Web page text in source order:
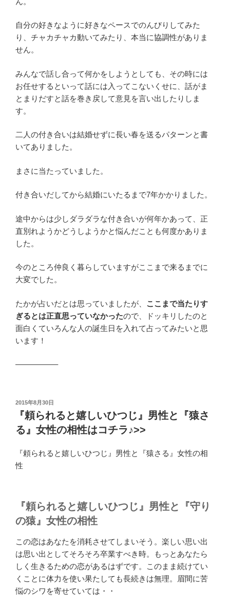
自分の好きなように好きなペースでのんびりしてみた
り、チャカチャカ動いてみたり、本当に協調性がありま
せん。
みんなで話し合って何かをしようとしても、その時には
お任せするといって話には入ってこないくせに、話がま
とまりだすと話を巻き戻して意見を言い出したりしま
す。
二人の付き合いは結婚せずに長い春を送るパターンと書
いてありました。
まさに当たっていました。
付き合いだしてから結婚にいたるまで7年かかりました。
途中からは少しダラダラな付き合いが何年かあって、正
直別れようかどうしようかと悩んだことも何度かありま
した。
今のところ仲良く暮らしていますがここまで来るまでに
大変でした。
たかが占いだとは思っていましたが、 ここまで当たりす
ぎるとは正直思っていなかったので、ドッキリしたのと
面白くていろんな人の誕生日を入れて占ってみたいと思
います！
—————–
投
2015年8月30日
『頼られると嬉しいひつじ』男性と『猿さ
る』女性の相性はコチラ♪>>
『頼られると嬉しいひつじ』男性と『猿さる』女性の相
性
『頼られると嬉しいひつじ』男性と『守り
の猿』女性の相性
この恋はあなたを消耗させてしまいそう。楽しい思い出
は思い出としてそろそろ卒業すべき時。もっとあなたら
しく生きるための恋があるはずです。このまま続けてい
くことに体力を使い果たしても長続きは無理。眉間に苦
悩のシワを寄せていては・・